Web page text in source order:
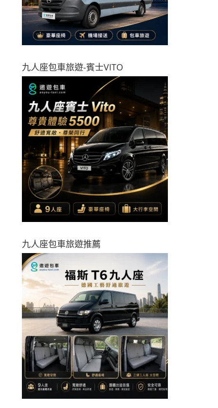
九人座包車旅遊-賓士VITO
九人座包車旅遊推薦